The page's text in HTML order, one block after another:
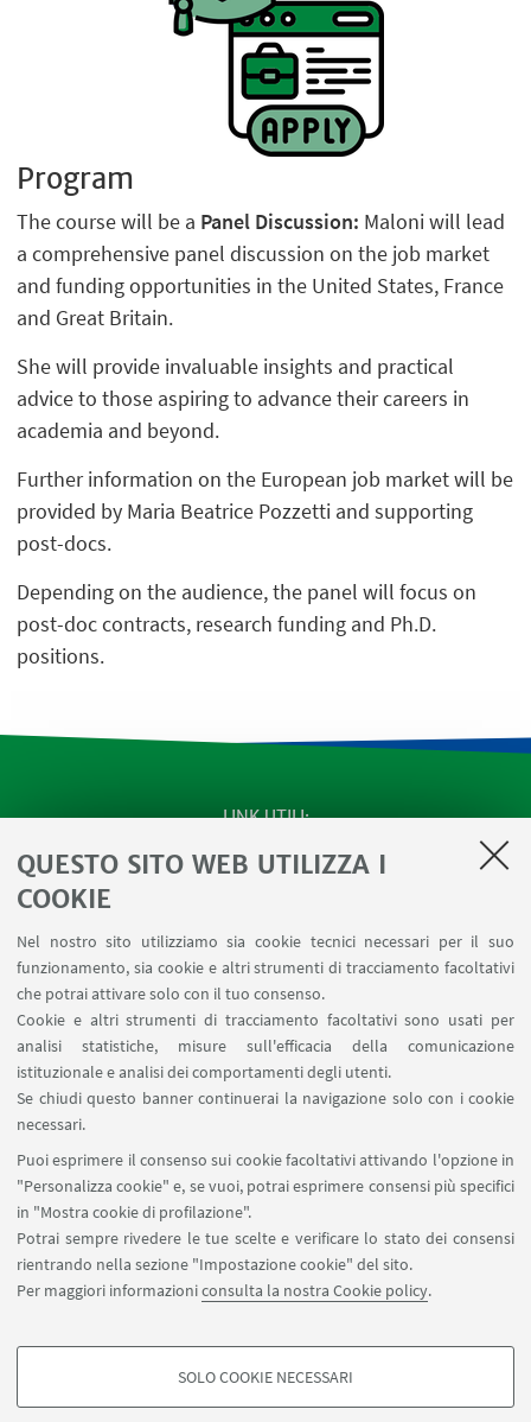
QUESTO SITO WEB UTILIZZA I
COOKIE
Nel nostro sito utilizziamo sia cookie tecnici necessari per il suo
funzionamento, sia cookie e altri strumenti di tracciamento facoltativi
che potrai attivare solo con il tuo consenso.
Cookie e altri strumenti di tracciamento facoltativi sono usati per
analisi statistiche, misure sull'efficacia della comunicazione
istituzionale e analisi dei comportamenti degli utenti.
Se chiudi questo banner continuerai la navigazione solo con i cookie
necessari.
Puoi esprimere il consenso sui cookie facoltativi attivando l'opzione in
"Personalizza cookie" e, se vuoi, potrai esprimere consensi più specifici
in "Mostra cookie di profilazione".
Potrai sempre rivedere le tue scelte e verificare lo stato dei consensi
rientrando nella sezione "Impostazione cookie" del sito.
Per maggiori informazioniconsulta la nostra Cookie policy.
COOKIE DI PROFILAZIONE - FACOLTATIVI
SOLO COOKIE NECESSARI
Program
The course will be a Panel Discussion: Maloni will lead
a comprehensive panel discussion on the job market
and funding opportunities in the United States, France
and Great Britain.
She will provide invaluable insights and practical
advice to those aspiring to advance their careers in
academia and beyond.
Further information on the European job market will be
provided by Maria Beatrice Pozzetti and supporting
post-docs.
Depending on the audience, the panel will focus on
post-doc contracts, research funding and Ph.D.
positions.
LINK UTILI
SEMINARI del Dipartimento
MAT info - Informazioni per gli afferenti al Dipartimento
SERVIZI ONLINE interni
Carta dei servizi
SEGUI IL DIPARTIMENTO SU:
SEGUI UNIBO SU:
APP: